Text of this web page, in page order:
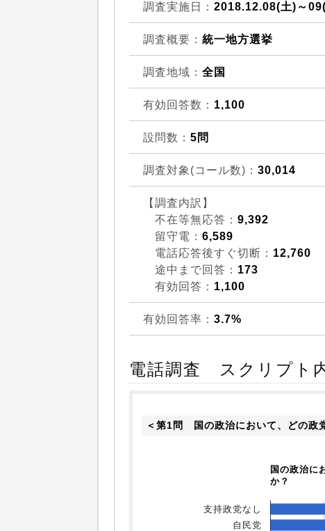
調査実施日： 2018.12.08(土)～
調査概要： 統一地方選挙
調査地域： 全国
有効回答数： 1,100
設問数： 5問
調査対象(コール数)： 30,014
【調査内訳】
不在等無応答： 9,392
留守電： 6,589
電話応答後すぐ切断： 12,760
途中まで回答： 173
有効回答： 1,100
有効回答率： 3.7%
電話調査 スクリプト
＜第1問　国の政治において、どの政
国の政治に
か？
支持政党なし
自民党